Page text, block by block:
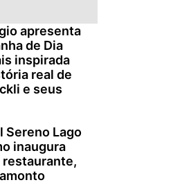
apresenta
de Dia
inspirada
real de
e seus
Sereno Lago
inaugura
restaurante,